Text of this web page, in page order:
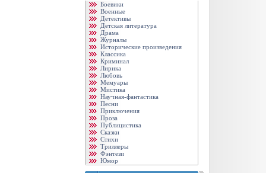
Боевики
Военные
Детективы
Детская литература
Драма
Журналы
Исторические произведения
Классика
Криминал
Лирика
Любовь
Мемуары
Мистика
Научная-фантастика
Песни
Приключения
Проза
Публицистика
Сказки
Стихи
Триллеры
Фэнтези
Юмор